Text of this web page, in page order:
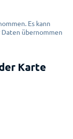
Es kann
übernommen
Karte